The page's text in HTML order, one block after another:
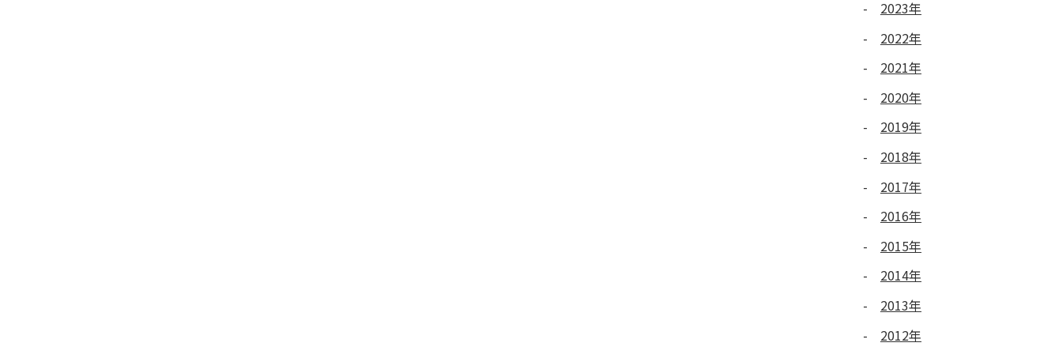
2023年
2022年
2021年
2020年
2019年
2018年
2017年
2016年
2015年
2014年
2013年
2012年